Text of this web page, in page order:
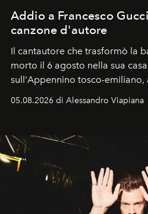
Addio a Francesco
canzone d'autore
Il cantautore che trasformò la
morto il 6 agosto nella sua
sull'Appennino tosco-emiliano,
05.08.2026 di Alessandro Viapiana